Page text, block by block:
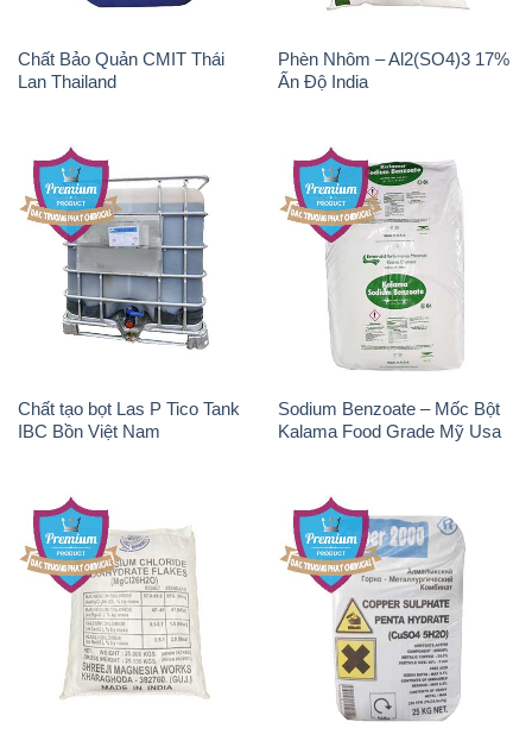
Chất Bảo Quản CMIT Thái
Lan Thailand
Phèn Nhôm – Al2(SO4)3 17%
Ấn Độ India
Chất tạo bọt Las P Tico Tank
IBC Bồn Việt Nam
Sodium Benzoate – Mốc Bột
Kalama Food Grade Mỹ Usa